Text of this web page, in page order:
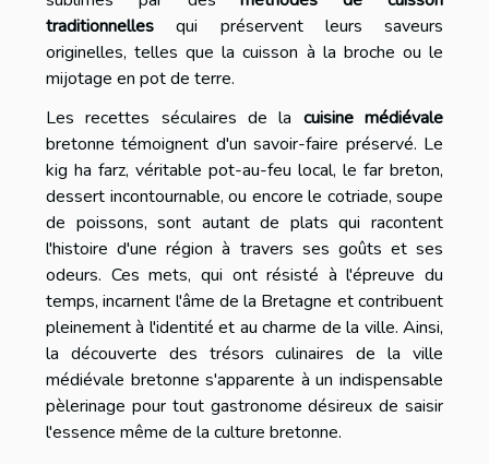
traditionnelles qui préservent leurs saveurs
originelles, telles que la cuisson à la broche ou le
mijotage en pot de terre.
Les recettes séculaires de la cuisine médiévale
bretonne témoignent d'un savoir-faire préservé. Le
kig ha farz, véritable pot-au-feu local, le far breton,
dessert incontournable, ou encore le cotriade, soupe
de poissons, sont autant de plats qui racontent
l'histoire d'une région à travers ses goûts et ses
odeurs. Ces mets, qui ont résisté à l'épreuve du
temps, incarnent l'âme de la Bretagne et contribuent
pleinement à l'identité et au charme de la ville. Ainsi,
la découverte des trésors culinaires de la ville
médiévale bretonne s'apparente à un indispensable
pèlerinage pour tout gastronome désireux de saisir
l'essence même de la culture bretonne.